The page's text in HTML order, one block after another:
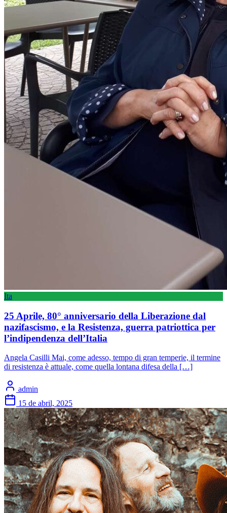
Ita
25 Aprile, 80° anniversario della Liberazione dal
nazifascismo, e la Resistenza, guerra patriottica per
l’indipendenza dell’Italia
Angela Casilli Mai, come adesso, tempo di gran temperie, il termine
di resistenza è attuale, come quella lontana difesa della […]
admin
15 de abril, 2025